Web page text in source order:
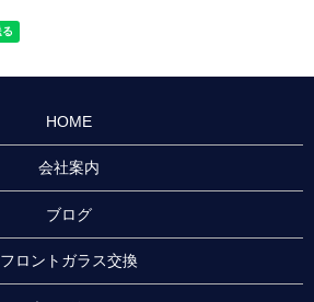
HOME
会社案内
ブログ
フロントガラス交換